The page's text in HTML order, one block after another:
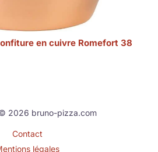
en cuivre Romefort 38
2026 bruno-pizza.com
Contact
légales